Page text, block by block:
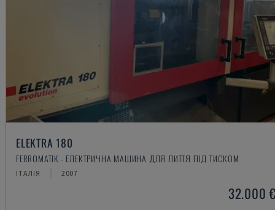
ELEKTRA 180
FERROMATIK - ЕЛЕКТРИЧНА МАШИНА ДЛЯ ЛИТТЯ ПІД ТИСКОМ
ІТАЛІЯ 2007
32.000